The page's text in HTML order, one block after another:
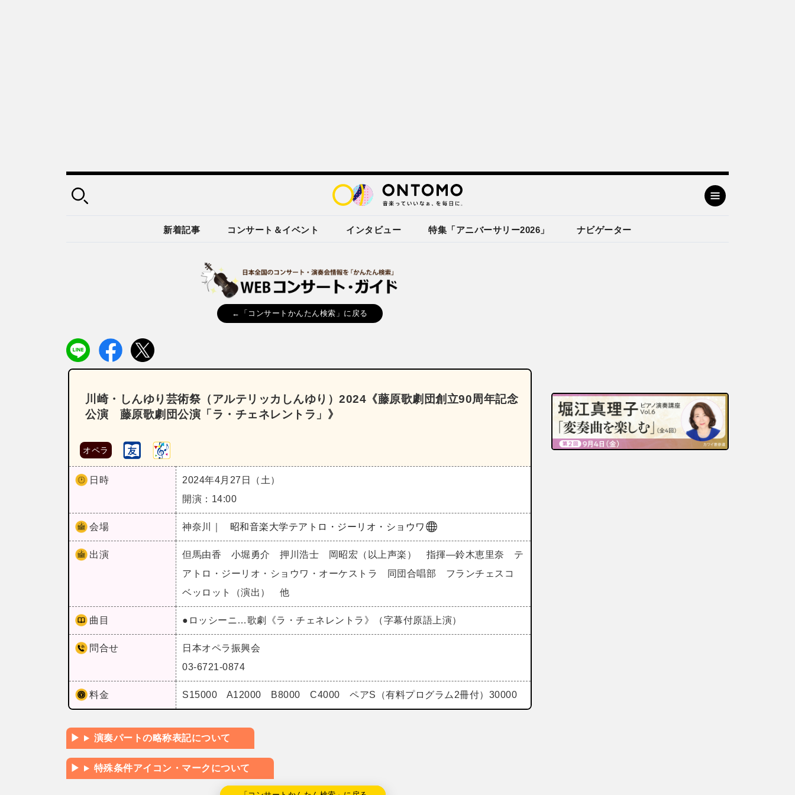
新着記事 コンサート＆イベント インタビュー 特集「アニバーサリー2026」 ナビゲーター
←「コンサートかんたん検索」に戻る
川崎・しんゆり芸術祭（アルテリッカしんゆり）2024《藤原歌劇団創立90周年記念
公演 藤原歌劇団公演「ラ・チェネレントラ」》
オペラ
日時
2024年4月27日（土）
開演：14:00
会場 神奈川｜ 昭和音楽大学テアトロ・ジーリオ・ショウワ
出演
但馬由香 小堀勇介 押川浩士 岡昭宏（以上声楽） 指揮―鈴木恵里奈 テ
アトロ・ジーリオ・ショウワ・オーケストラ 同団合唱部 フランチェスコ
ベッロット（演出） 他
曲目 ●ロッシーニ…歌劇《ラ・チェネレントラ》（字幕付原語上演）
問合せ
日本オペラ振興会
03-6721-0874
料金 S15000 A12000 B8000 C4000 ペアS（有料プログラム2冊付）30000
演奏パートの略称表記について
特殊条件アイコン・マークについて